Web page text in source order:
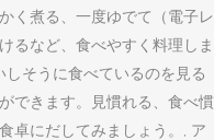
く煮る、一度ゆでて（電子レ
るなど、食べやすく料理しま
そうに食べているのを見る
できます。見慣れる、食べ慣
卓にだしてみましょう。, ア